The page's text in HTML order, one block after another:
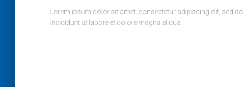
Lorem ipsum dolor sit amet, consectetur adipiscing elit, sed
incididunt ut labore et dolore magna aliqua.